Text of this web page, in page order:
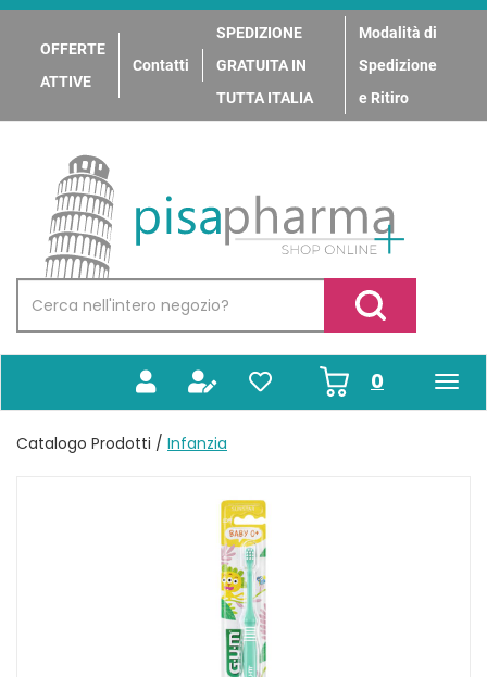
Passa
contenuto
principale
OFFERTE
ATTIVE
Contatti
SPEDIZIONE
GRATUITA IN
TUTTA ITALIA
Modalità di
Spedizione
e Ritiro
PisaPharma
Prodotto
Cerca Prodotto
0prodotti
inseriti
Catalogo Prodotti / Infanzia